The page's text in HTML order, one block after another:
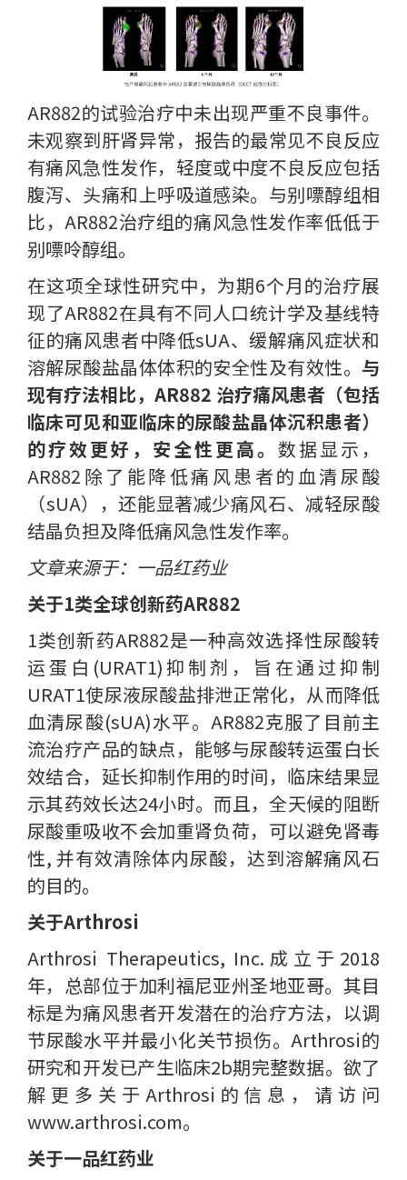
AR882的试验治疗中未出现严重不良事件。
未观察到肝肾异常，报告的最常见不良反应
有痛风急性发作，轻度或中度不良反应包括
腹泻、头痛和上呼吸道感染。与别嘌醇组相
比，AR882治疗组的痛风急性发作率低低于
别嘌呤醇组。
在这项全球性研究中，为期6个月的治疗展
现了AR882在具有不同人口统计学及基线特
征的痛风患者中降低sUA、缓解痛风症状和
溶解尿酸盐晶体体积的安全性及有效性。 与
现有疗法相比，AR882 治疗痛风患者（包括
临床可见和亚临床的尿酸盐晶体沉积患者）
的疗效更好，安全性更高。 数据显示，
AR882除了能降低痛风患者的血清尿酸
（sUA），还能显著减少痛风石、减轻尿酸
结晶负担及降低痛风急性发作率。
文章来源于：一品红药业
关于1类全球创新药AR882
1类创新药AR882是一种高效选择性尿酸转
运蛋白(URAT1)抑制剂，旨在通过抑制
URAT1使尿液尿酸盐排泄正常化，从而降低
血清尿酸(sUA)水平。AR882克服了目前主
流治疗产品的缺点，能够与尿酸转运蛋白长
效结合，延长抑制作用的时间，临床结果显
示其药效长达24小时。而且，全天候的阻断
尿酸重吸收不会加重肾负荷，可以避免肾毒
性, 并有效清除体内尿酸，达到溶解痛风石
的目的。
关于Arthrosi
Arthrosi Therapeutics, Inc.成立于2018
年，总部位于加利福尼亚州圣地亚哥。其目
标是为痛风患者开发潜在的治疗方法，以调
节尿酸水平并最小化关节损伤。Arthrosi的
研究和开发已产生临床2b期完整数据。欲了
解更多关于Arthrosi的信息，请访问
www.arthrosi.com。
关于一品红药业